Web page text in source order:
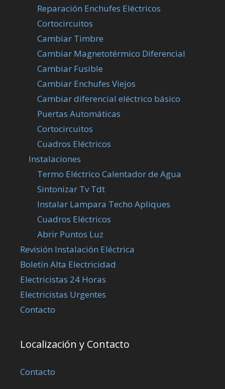
Reparación Enchufes Eléctricos
Cortocircuitos
Cambiar Timbre
Cambiar Magnetotérmico Diferencial
Cambiar Fusible
Cambiar Enchufes Viejos
Cambiar diferencial eléctrico básico
Puertas Automáticas
Cortocircuitos
Cuadros Eléctricos
Instalaciones
Termo Eléctrico Calentador de Agua
Sintonizar Tv Tdt
Instalar Lampara Techo Apliques
Cuadros Eléctricos
Abrir Puntos Luz
Revisión Instalación Eléctrica
Boletín Alta Electricidad
Electricistas 24 Horas
Electricistas Urgentes
Contacto
Localización y Contacto
Contacto